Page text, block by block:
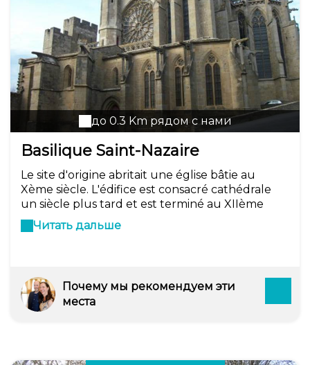
до 0.3 Km рядом с нами
Basilique Saint-Nazaire
Le site d'origine abritait une église bâtie au
Xème siècle. L'édifice est consacré cathédrale
un siècle plus tard et est terminé au XIIème
siècle. À la fin du XIXème siècle, cela devient
une basilique. Son architecture romane et
Читать дальше
Почему мы рекомендуем эти
места